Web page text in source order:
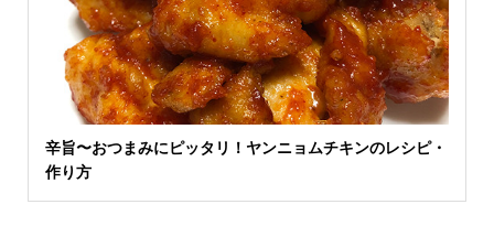
辛旨〜おつまみにピッタリ！ヤンニョムチキンのレシピ・
作り方